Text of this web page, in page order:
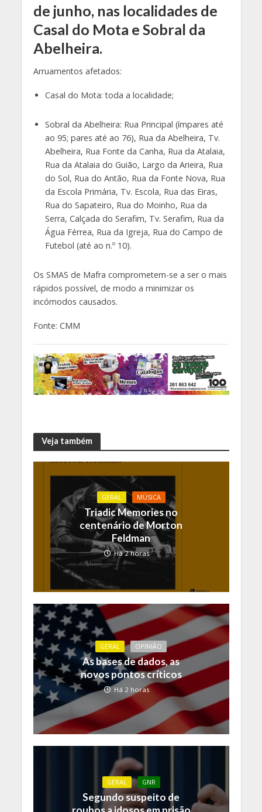
de junho, nas localidades de
Casal do Mota e Sobral da
Abelheira.
Arruamentos afetados:
Casal do Mota: toda a localidade;
Sobral da Abelheira: Rua Principal (ímpares até
ao 95; pares até ao 76), Rua da Abelheira, Tv.
Abelheira, Rua Fonte da Canha, Rua da Atalaia,
Rua da Atalaia do Guião, Largo da Arieira, Rua
do Sol, Rua do Antão, Rua da Fonte Nova, Rua
da Escola Primária, Tv. Escola, Rua das Eiras,
Rua do Sapateiro, Rua do Moinho, Rua da
Serra, Calçada do Serafim, Tv. Serafim, Rua da
Água Férrea, Rua da Igreja, Rua do Campo de
Futebol (até ao n.º 10).
Os SMAS de Mafra comprometem-se a ser o mais
rápidos possível, de modo a minimizar os
incómodos causados.
Fonte: CMM
Veja também
GERAL MÚSICA
Triadic Memories no
centenário de Morton
Feldman
Há 2 horas
GERAL OPINIÃO
As bases de dados, as
novos pontos críticos
Há 2 horas
GERAL GNR
Segundo suspeito de